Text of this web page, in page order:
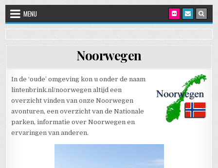
Skip to content
MENU
Noorwegen
In de ‘oude’ omgeving kon u onder de naam
lintenbrink.nl/noorwegen altijd een
overzicht vinden van onze Noorwegen
avonturen, een overzicht van de Nationale
parken, informatie over Noorwegen en
ervaringen van anderen.